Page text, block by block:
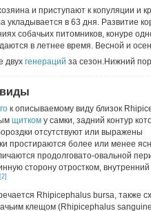
и приступают к копуляции и
укладывается в 63 дня. Развитие
собачьих питомников, конуре
в летнее время. Весной и
двух генераций за сезон.Нижний
к описываемому виду близок
щитком у самки, задний контур
отсутствуют или выражены
простираются более или менее
продолговато-овальной
сторону отростком,
[2]
Rhipicephalus bursa, также
клещом (Rhipicephalus